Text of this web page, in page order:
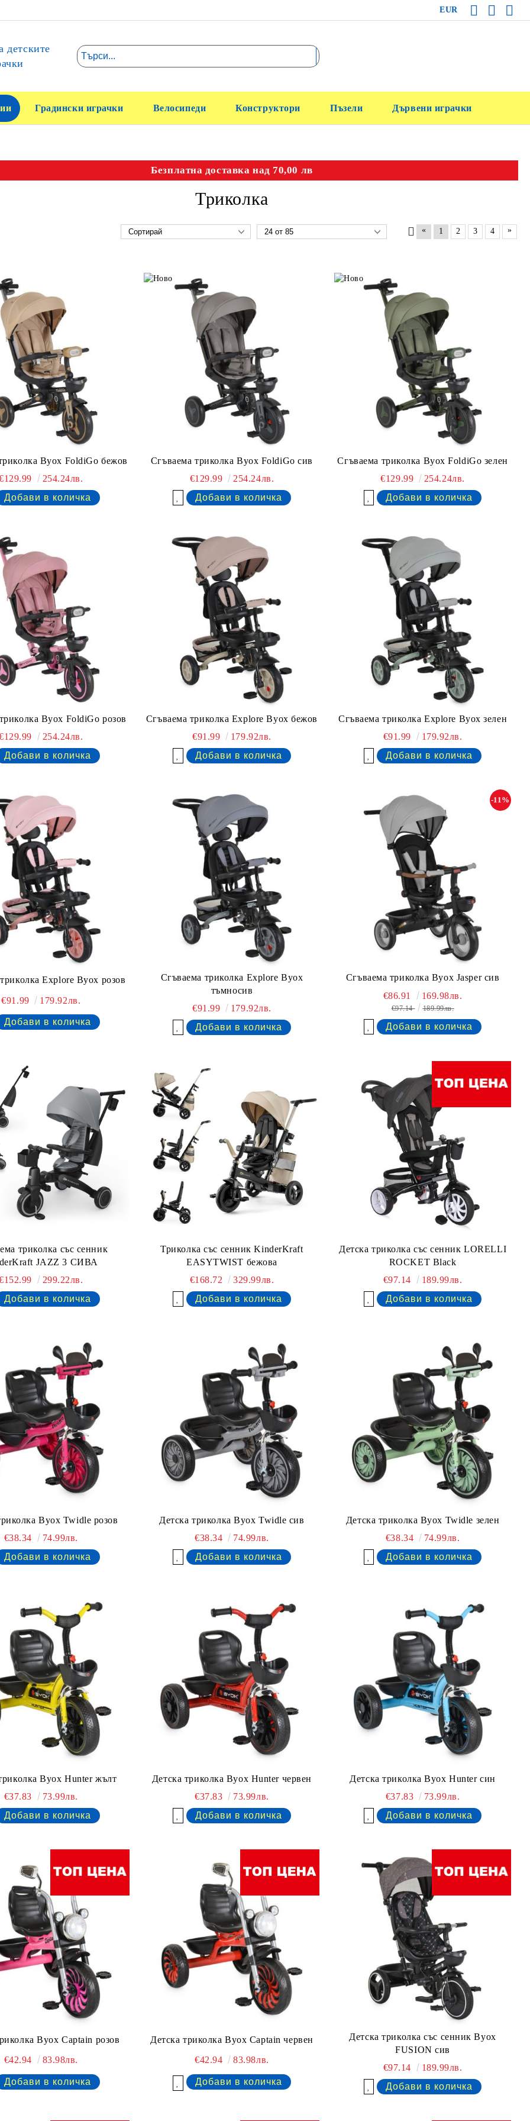
EUR
детските
Градински играчки Велосипеди Конструктори Пъзели Дървени играчки
Безплатна доставка над 70,00 лв
Триколка
« 1 2 3 4 »
Byox FoldiGo бежов
254.24лв.
Сгъваема триколка Byox FoldiGo сив
€129.99
254.24лв.
Сгъваема триколка Byox FoldiGo зелен
€129.99
254.24лв.
Byox FoldiGo розов
254.24лв.
Сгъваема триколка Explore Byox бежов
€91.99
179.92лв.
Сгъваема триколка Explore Byox зелен
€91.99
179.92лв.
Explore Byox розов
€91.99 179.92лв.
Сгъваема триколка Explore Byox
тъмносив
€91.99
179.92лв.
Сгъваема триколка Byox Jasper сив
-11%
€86.91 169.98лв.
€97.14 189.99лв.
триколка със сенник
JAZZ 3 СИВА
299.22лв.
Триколка със сенник KinderKraft
EASYTWIST бежова
€168.72
329.99лв.
Детска триколка със сенник LORELLI
ROCKET Black
€97.14
189.99лв.
Byox Twidle розов
€38.34
74.99лв.
Детска триколка Byox Twidle сив
€38.34
74.99лв.
Детска триколка Byox Twidle зелен
€38.34
74.99лв.
Byox Hunter жълт
€37.83
73.99лв.
Детска триколка Byox Hunter червен
€37.83
73.99лв.
Детска триколка Byox Hunter син
€37.83
73.99лв.
Byox Captain розов
€42.94 83.98лв.
Детска триколка Byox Captain червен
€42.94 83.98лв.
Детска триколка със сенник Byox
FUSION сив
€97.14
189.99лв.